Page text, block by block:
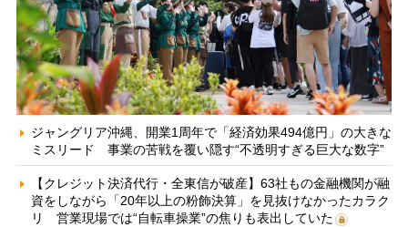
ジャングリア沖縄、開業1周年で「経済効果494億円」の大きな
ミスリード 事業の苦戦を覆い隠す“不透明すぎる巨大な数字”
【クレジット決済代行・全東信が破産】63社もの金融機関が融
資をしながら「20年以上の粉飾決算」を見抜けなかったカラク
リ 営業現場では“自転車操業”の焦りも表出していた